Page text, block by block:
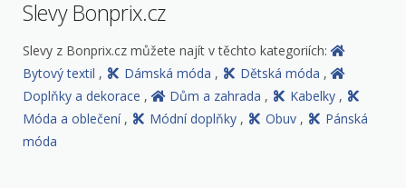
Slevy Bonprix.cz
Slevy z Bonprix.cz můžete najít v těchto kategoriích:
Bytový textil , Dámská móda , Dětská móda ,
Doplňky a dekorace , Dům a zahrada , Kabelky ,
Móda a oblečení , Módní doplňky , Obuv ,
Pánská
móda